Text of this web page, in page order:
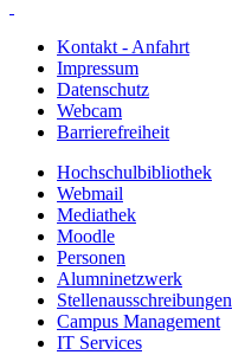
Kontakt - Anfahrt
Impressum
Datenschutz
Webcam
Barrierefreiheit
Hochschulbibliothek
Webmail
Mediathek
Moodle
Personen
Alumninetzwerk
Stellenausschreibungen
Campus Management
IT Services